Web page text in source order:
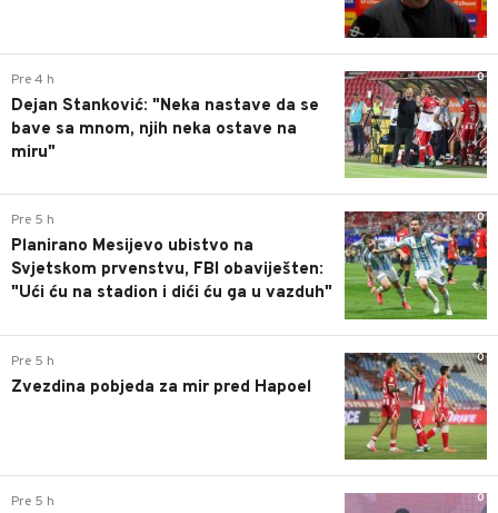
0
Pre 4 h
Dejan Stanković: "Neka nastave da se
bave sa mnom, njih neka ostave na
miru"
0
Pre 5 h
Planirano Mesijevo ubistvo na
Svjetskom prvenstvu, FBI obaviješten:
"Ući ću na stadion i dići ću ga u vazduh"
0
Pre 5 h
Zvezdina pobjeda za mir pred Hapoel
0
Pre 5 h